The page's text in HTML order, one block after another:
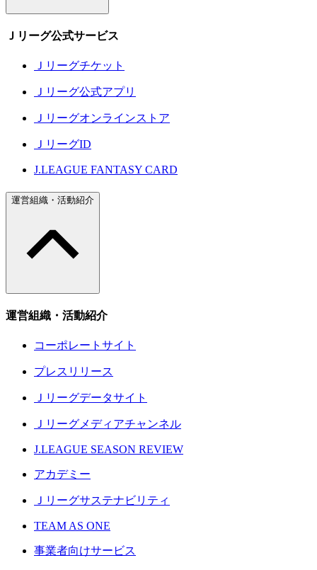
Ｊリーグ公式サービス
Ｊリーグチケット
Ｊリーグ公式アプリ
Ｊリーグオンラインストア
ＪリーグID
J.LEAGUE FANTASY CARD
運営組織・活動紹介
運営組織・活動紹介
コーポレートサイト
プレスリリース
Ｊリーグデータサイト
Ｊリーグメディアチャンネル
J.LEAGUE SEASON REVIEW
アカデミー
Ｊリーグサステナビリティ
TEAM AS ONE
事業者向けサービス